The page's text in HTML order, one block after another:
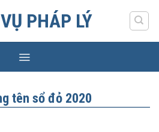
PHÁP LÝ
tên sổ đỏ 2020